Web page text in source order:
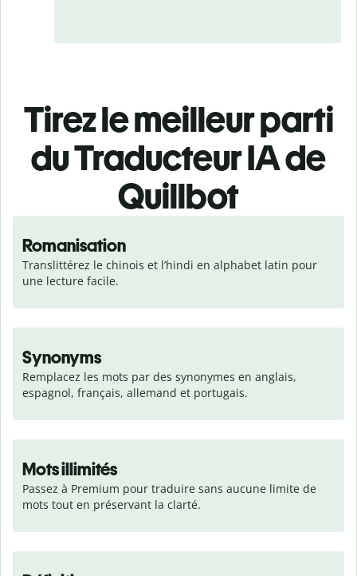
Tirez le meilleur parti
du Traducteur IA de
Quillbot
Romanisation
Translittérez le chinois et l’hindi en alphabet latin pour
une lecture facile.
Synonyms
Remplacez les mots par des synonymes en anglais,
espagnol, français, allemand et portugais.
Mots illimités
Passez à Premium pour traduire sans aucune limite de
mots tout en préservant la clarté.